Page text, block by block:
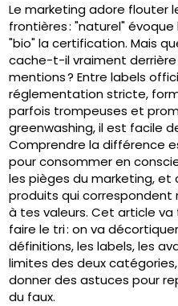
Le marketing adore flouter
frontières : "naturel"
"bio" la certification. Mais
cache-t-il vraiment
mentions ? Entre labels
réglementation stricte,
parfois trompeuses et
greenwashing, il est facile
Comprendre la différence
pour consommer en
les pièges du marketing, et
produits qui correspondent
à tes valeurs. Cet article va
faire le tri : on va
définitions, les labels, les
limites des deux
donner des astuces pour
du faux.